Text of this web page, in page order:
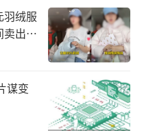
题才决定要过来参
”。一位一线投资人
会主题让人眼前一
产业话题，深度聚
。
绒服
卖出超
谋变